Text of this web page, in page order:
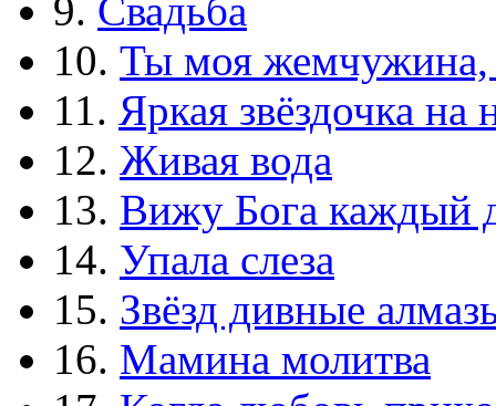
9. Свадьба
10. Ты моя жемчужина,
11. Яркая звёздочка на
12. Живая вода
13. Вижу Бога каждый
14. Упала слеза
15. Звёзд дивные
16. Мамина молитва